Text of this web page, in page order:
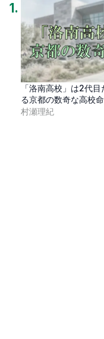
1 .
「洛南高校」は2代
る京都の数奇な高校
村瀬理紀